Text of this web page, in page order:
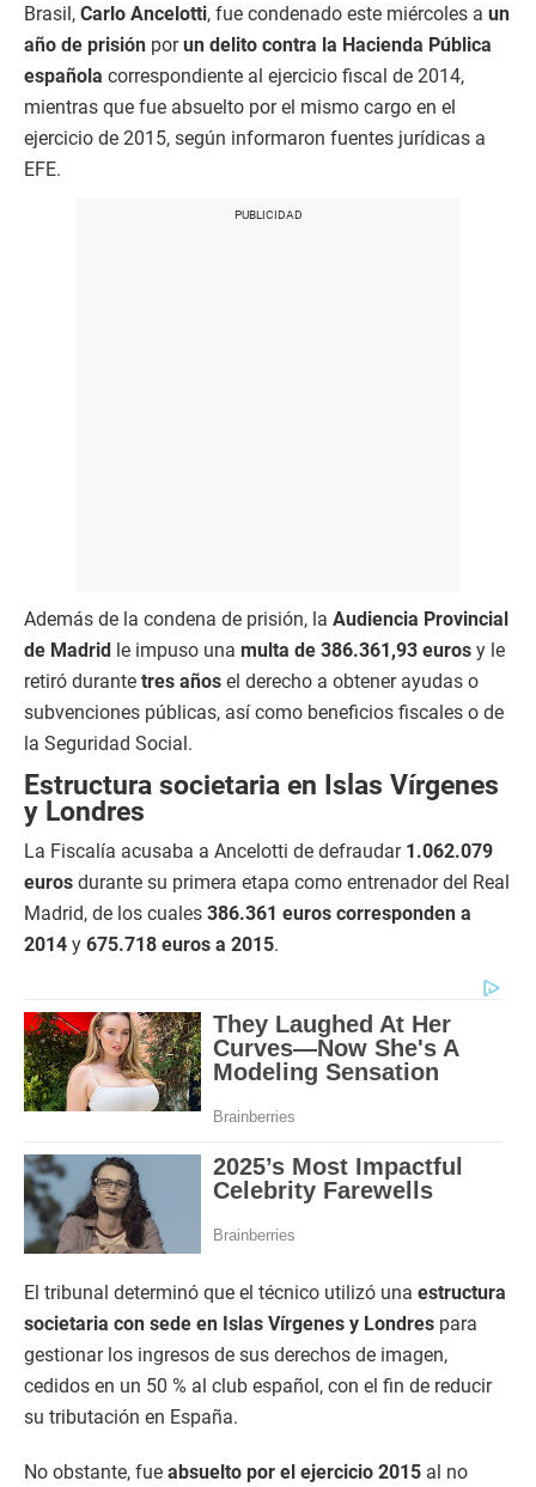
Brasil, Carlo Ancelotti, fue condenado este miércoles a un
año de prisión porun delito contra la Hacienda Pública
española correspondiente al ejercicio fiscal de 2014,
mientras que fue absuelto por el mismo cargo en el
ejercicio de 2015, según informaron fuentes jurídicas a
EFE.
Además de la condena de prisión, la Audiencia Provincial
de Madrid le impuso una multa de 386.361,93 euros y le
retiró durante tres años el derecho a obtener ayudas o
subvenciones públicas, así como beneficios fiscales o de
la Seguridad Social.
Estructura societaria en Islas Vírgenes
y Londres
La Fiscalía acusaba a Ancelotti de defraudar 1.062.079
euros durante su primera etapa como entrenador del Real
Madrid, de los cuales 386.361 euros corresponden a
2014 y 675.718 euros a 2015.
El tribunal determinó que el técnico utilizó una estructura
societaria con sede en Islas Vírgenes y Londres para
gestionar los ingresos de sus derechos de imagen,
cedidos en un 50 % al club español, con el fin de reducir
su tributación en España.
No obstante, fue absuelto por el ejercicio 2015 al no